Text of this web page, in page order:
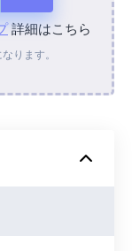
詳細はこちら
ります。